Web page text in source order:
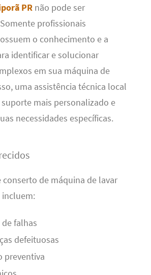
PRnão pode ser
profissionais
o conhecimento e a
identificar e solucionar
em sua máquina de
uma assistência técnica local
mais personalizado e
necessidades específicas.
conserto de máquina de lavar
incluem:
falhas
defeituosas
preventiva